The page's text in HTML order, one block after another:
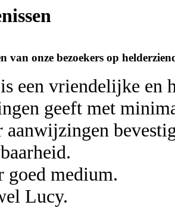
van onze bezoekers op
een vriendelijke en
geeft met
aanwijzingen
goed medium.
Lucy.